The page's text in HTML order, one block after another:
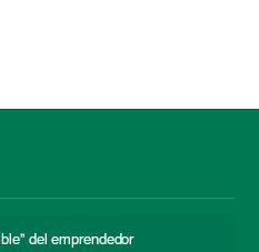
del emprendedor